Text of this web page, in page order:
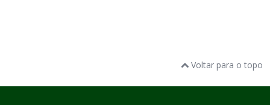
Voltar para o topo